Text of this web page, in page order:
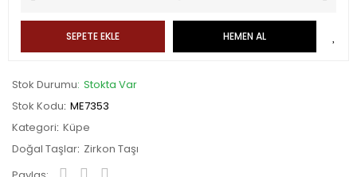
SEPETE EKLE HEMEN AL
Stok Durumu Stokta Var
Stok Kodu ME7353
Kategori Küpe
Doğal Taşlar Zirkon Taşı